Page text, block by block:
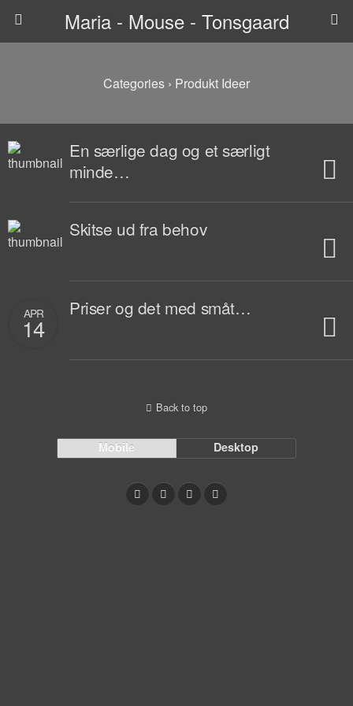
Maria - Mouse - Tonsgaard
Categories › Produkt Ideer
En særlige dag og et særligt
minde…
Skitse ud fra behov
APR
14
Priser og det med småt…
Back to top
Mobile Desktop